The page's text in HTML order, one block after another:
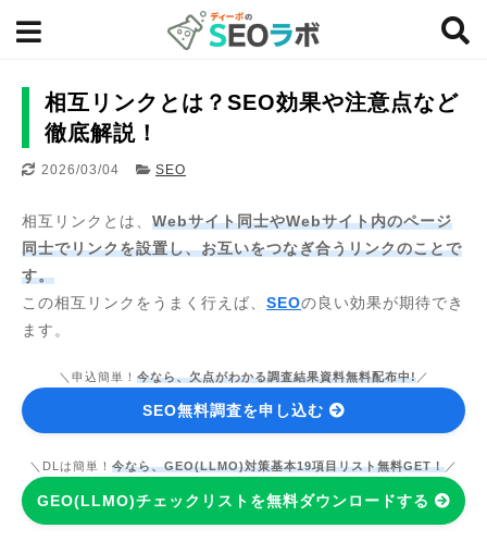
相互リンクとは？SEO効果や注意点など
徹底解説！
2026/03/04 SEO
相互リンクとは、 Webサイト同士やWebサイト内のページ
同士でリンクを設置し、お互いをつなぎ合うリンクのことで
す。
この相互リンクをうまく行えば、 SEOの良い効果が期待でき
ます。
＼申込簡単！ 今なら、欠点がわかる調査結果資料無料配布中!／
SEO無料調査を申し込む
＼DLは簡単！ 今なら、GEO(LLMO)対策基本19項目リスト無料GET！ ／
GEO(LLMO)チェックリストを無料ダウンロードする